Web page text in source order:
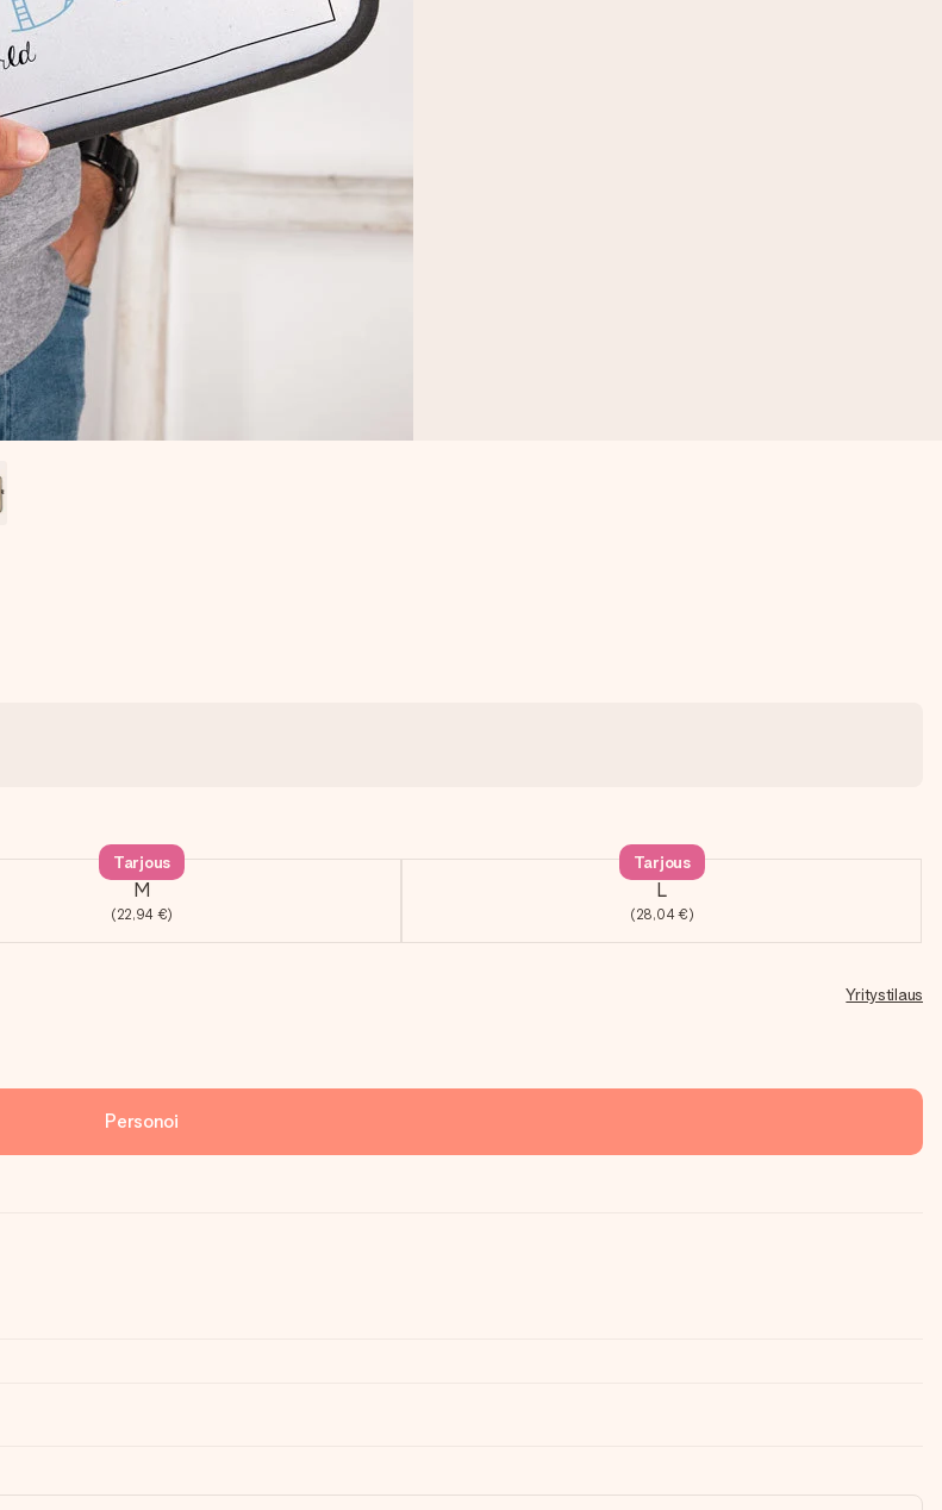
M
(22,94 €)
Tarjous
L
(28,04 €)
Tarjous
Yritystilaus
Personoi